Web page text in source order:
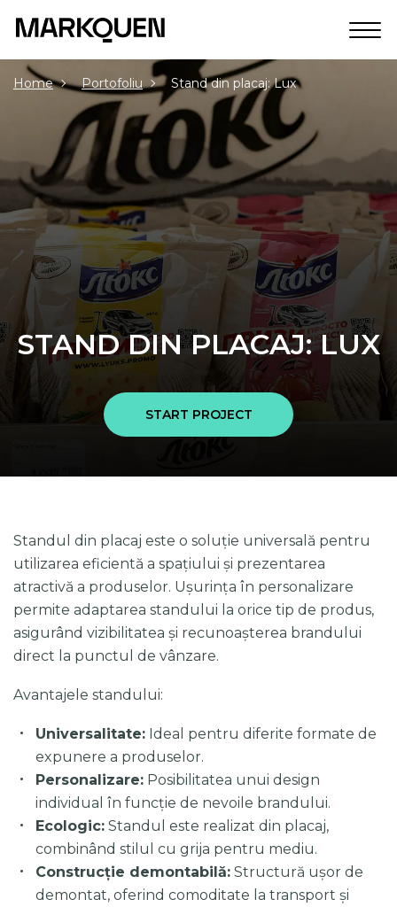
Home Portofoliu Stand din placaj: Lux
STAND DIN PLACAJ: LUX
START PROJECT
Standul din placaj este o soluție universală pentru
utilizarea eficientă a spațiului și prezentarea
atractivă a produselor. Ușurința în personalizare
permite adaptarea standului la orice tip de produs,
asigurând vizibilitatea și recunoașterea brandului
direct la punctul de vânzare.
Avantajele standului:
Universalitate: Ideal pentru diferite formate de
expunere a produselor.
Personalizare: Posibilitatea unui design
individual în funcție de nevoile brandului.
Ecologic: Standul este realizat din placaj,
combinând stilul cu grija pentru mediu.
Construcție demontabilă: Structură ușor de
demontat, oferind comoditate la transport și